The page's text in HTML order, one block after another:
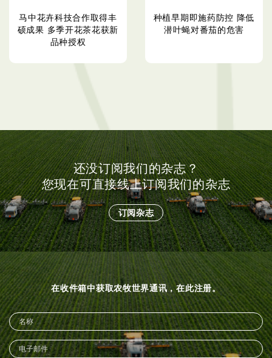
马中花卉科技合作取得丰
硕成果 多季开花茶花获新
品种授权
种植早期即施药防控 降低
潜叶蝇对番茄的危害
还没订阅我们的杂志？
您现在可直接线上订阅我们的杂志
订阅杂志
在收件箱中获取农牧世界通讯，在此注册。